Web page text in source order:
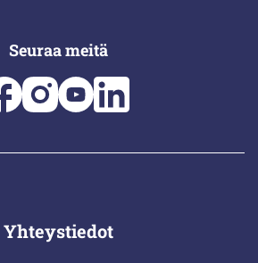
Seuraa meitä
Yhteystiedot